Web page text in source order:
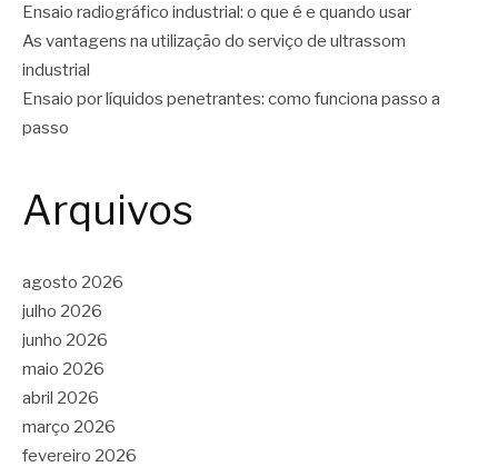
Ensaio radiográfico industrial: o que é e quando usar
As vantagens na utilização do serviço de ultrassom
industrial
Ensaio por líquidos penetrantes: como funciona passo a
passo
Arquivos
agosto 2026
julho 2026
junho 2026
maio 2026
abril 2026
março 2026
fevereiro 2026